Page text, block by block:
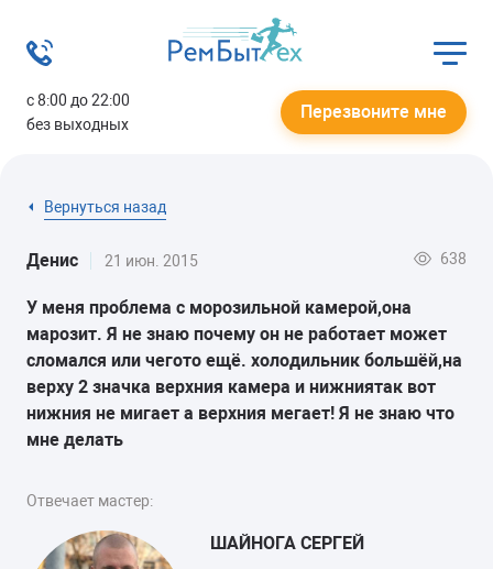
с 8:00 до 22:00
без выходных
Перезвоните мне
Вернуться назад
Денис 21 июн. 2015 638
У меня проблема с морозильной камерой,она
марозит. Я не знаю почему он не работает может
сломался или чегото ещё. холодильник большёй,на
верху 2 значка верхния камера и нижниятак вот
нижния не мигает а верхния мегает! Я не знаю что
мне делать
Отвечает мастер:
ШАЙНОГА СЕРГЕЙ